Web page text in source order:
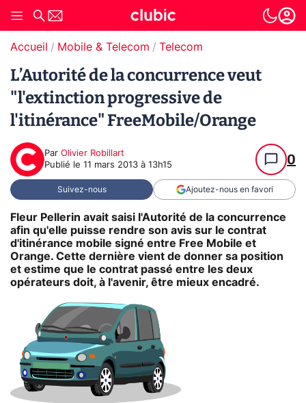
Accueil Mobile & Telecom Telecom
L’Autorité de la concurrence veut
"l'extinction progressive de
l'itinérance" FreeMobile/Orange
Par Olivier Robillart
Publié le 11 mars 2013 à 13h15 0
Suivez-nous Ajoutez-nous en favori
Fleur Pellerin avait saisi l'Autorité de la concurrence
afin qu'elle puisse rendre son avis sur le contrat
d'itinérance mobile signé entre Free Mobile et
Orange. Cette dernière vient de donner sa position
et estime que le contrat passé entre les deux
opérateurs doit, à l'avenir, être mieux encadré.